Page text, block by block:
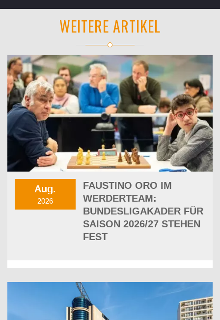
WEITERE ARTIKEL
Aug.
2026
FAUSTINO ORO IM
WERDERTEAM:
BUNDESLIGAKADER FÜR
SAISON 2026/27 STEHEN
FEST